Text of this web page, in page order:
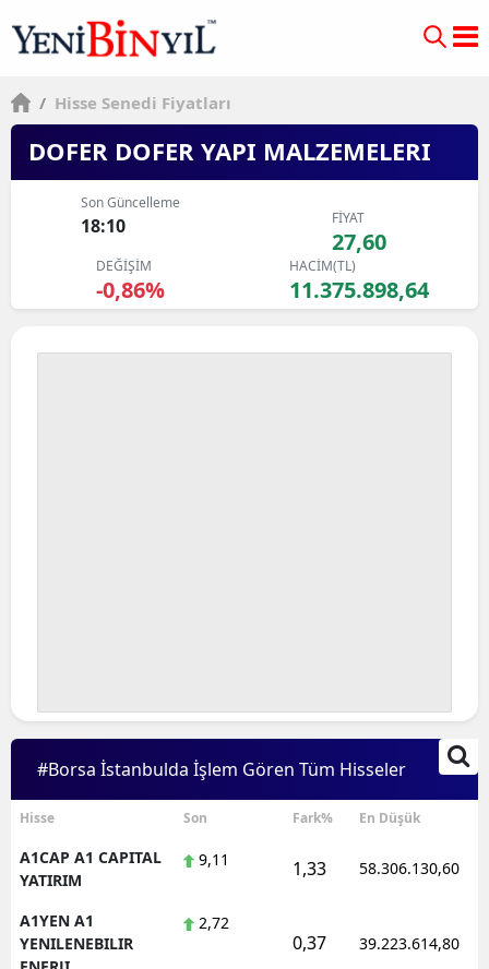
/ Hisse Senedi Fiyatları
DOFER DOFER YAPI MALZEMELERI
Son Güncelleme
18:10 FİYAT
27,60
DEĞİŞİM
-0,86%
HACİM(TL)
11.375.898,64
#Borsa İstanbulda İşlem Gören Tüm Hisseler
Hisse Son Fark% En Düşük
A1CAP A1 CAPITAL
YATIRIM
9,11 1,33 58.306.130,60
A1YEN A1
YENILENEBILIR
2,72
0,37 39.223.614,80